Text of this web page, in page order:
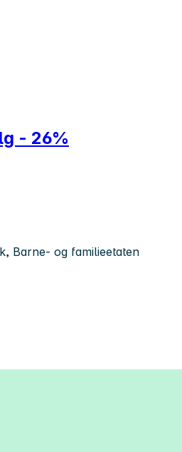
- 26%
Barne- og familieetaten